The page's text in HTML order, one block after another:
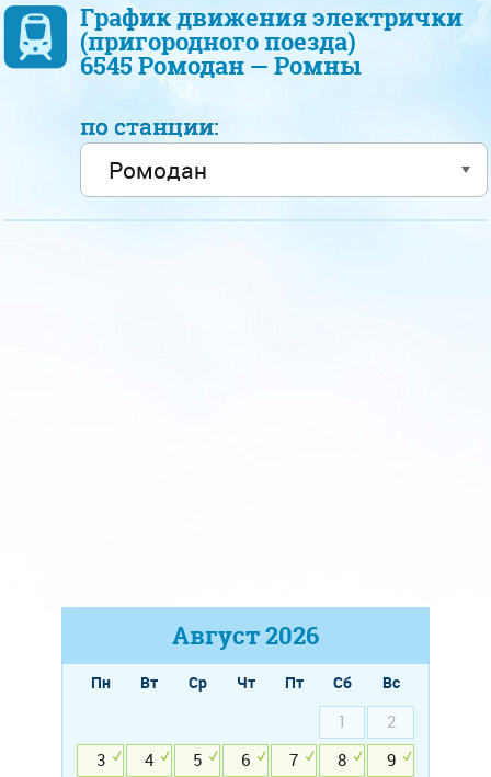
График движения электрички
(пригородного поезда)
6545 Ромодан — Ромны
по станции:
Август2026
Пн Вт Ср Чт Пт Сб
Вс
1
2
3
4 5 6 7 8
9